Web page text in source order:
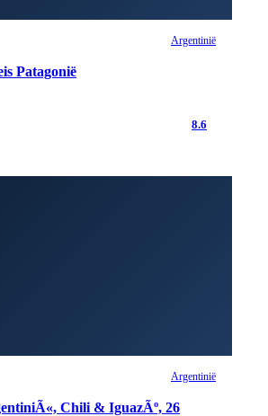
Argentinië
Patagonië
8.6
Argentinië
Chili & IguazÃº, 26